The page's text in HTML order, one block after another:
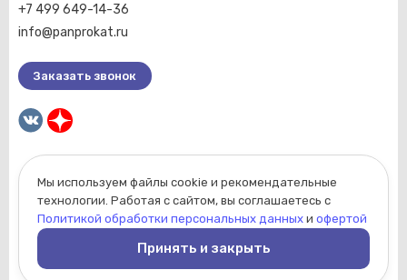
2026 © Компания «Пан прокат».
Вся информация, размещенная на сайте, носит
ознакомительный характер и не является
публичной офертой, определяемой положениями
Статьи 437 Гражданского кодекса РФ.
+7 499 649-14-36
info@panprokat.ru
Заказать звонок
Мы используем файлы cookie и рекомендательные
технологии. Работая с сайтом, вы соглашаетесь с
Политикой обработки персональных данных и офертой
Принять и закрыть